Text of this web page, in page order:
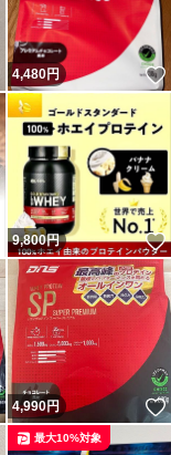
いいね！
4,480円
いいね！
9,800円
いいね！
4,990円
最大10%対象